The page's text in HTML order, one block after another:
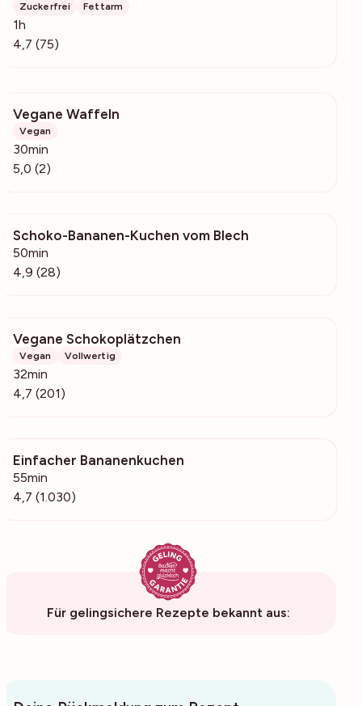
Zuckerfrei Fettarm
1h
4,7 (75)
Vegane Waffeln
Vegan
30min
5,0 (2)
Schoko-Bananen-Kuchen vom Blech
50min
4,9 (28)
Vegane Schokoplätzchen
Vegan Vollwertig
32min
4,7 (201)
Einfacher Bananenkuchen
55min
4,7 (1.030)
Für gelingsichere Rezepte bekannt aus: